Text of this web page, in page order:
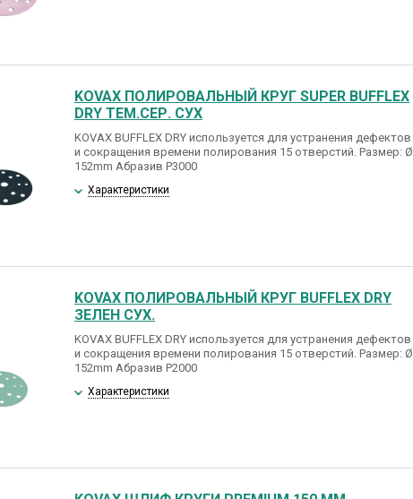
KOVAX ПОЛИРОВАЛЬНЫЙ КРУГ SUPER BUFFLEX
DRY ТЕМ.СЕР. СУХ
KOVAX BUFFLEX DRY используется для устранения дефектов
и сокращения времени полирования 15 отверстий. Размер: Ø
152mm Абразив Р3000
Характеристики
KOVAX ПОЛИРОВАЛЬНЫЙ КРУГ BUFFLEX DRY
ЗЕЛЕН СУХ.
KOVAX BUFFLEX DRY используется для устранения дефектов
и сокращения времени полирования 15 отверстий. Размер: Ø
152mm Абразив Р2000
Характеристики